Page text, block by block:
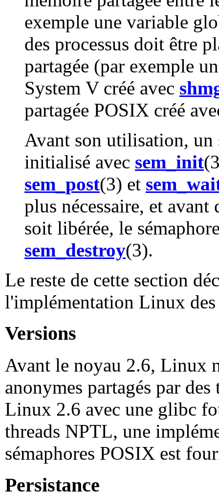
exemple une variable
des processus doit être
partagée (par exemple
System V créé avec
partagée POSIX créé
Avant son utilisation, un
initialisé avec sem_init
sem_post(3) et
plus nécessaire, et
soit libérée, le
sem_destroy(3).
Le reste de cette section
l'implémentation Linux
Versions
Avant le noyau 2.6, Linux
anonymes partagés par
Linux 2.6 avec une glibc
threads NPTL, une
sémaphores POSIX est
Persistance